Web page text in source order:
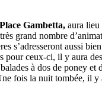
Place Gambetta, aura
grand nombre
s’adresseront aussi
pour ceux-ci, il y aura
à dos de poney et
fois la nuit tombée, il y